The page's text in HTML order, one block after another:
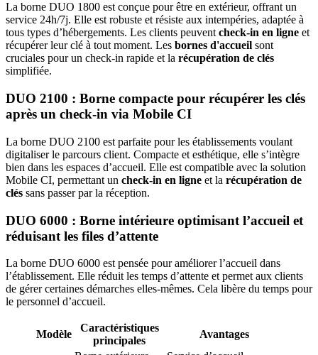
La borne DUO 1800 est conçue pour être en extérieur, offrant un
service 24h/7j. Elle est robuste et résiste aux intempéries, adaptée à
tous types d’hébergements. Les clients peuvent check-in en ligne et
récupérer leur clé à tout moment. Les bornes d'accueil sont
cruciales pour un check-in rapide et la récupération de clés
simplifiée.
DUO 2100 : Borne compacte pour récupérer les clés
après un check-in via Mobile CI
La borne DUO 2100 est parfaite pour les établissements voulant
digitaliser le parcours client. Compacte et esthétique, elle s’intègre
bien dans les espaces d’accueil. Elle est compatible avec la solution
Mobile CI, permettant un check-in en ligne et la récupération de
clés sans passer par la réception.
DUO 6000 : Borne intérieure optimisant l’accueil et
réduisant les files d’attente
La borne DUO 6000 est pensée pour améliorer l’accueil dans
l’établissement. Elle réduit les temps d’attente et permet aux clients
de gérer certaines démarches elles-mêmes. Cela libère du temps pour
le personnel d’accueil.
Modèle
Caractéristiques
principales
Avantages